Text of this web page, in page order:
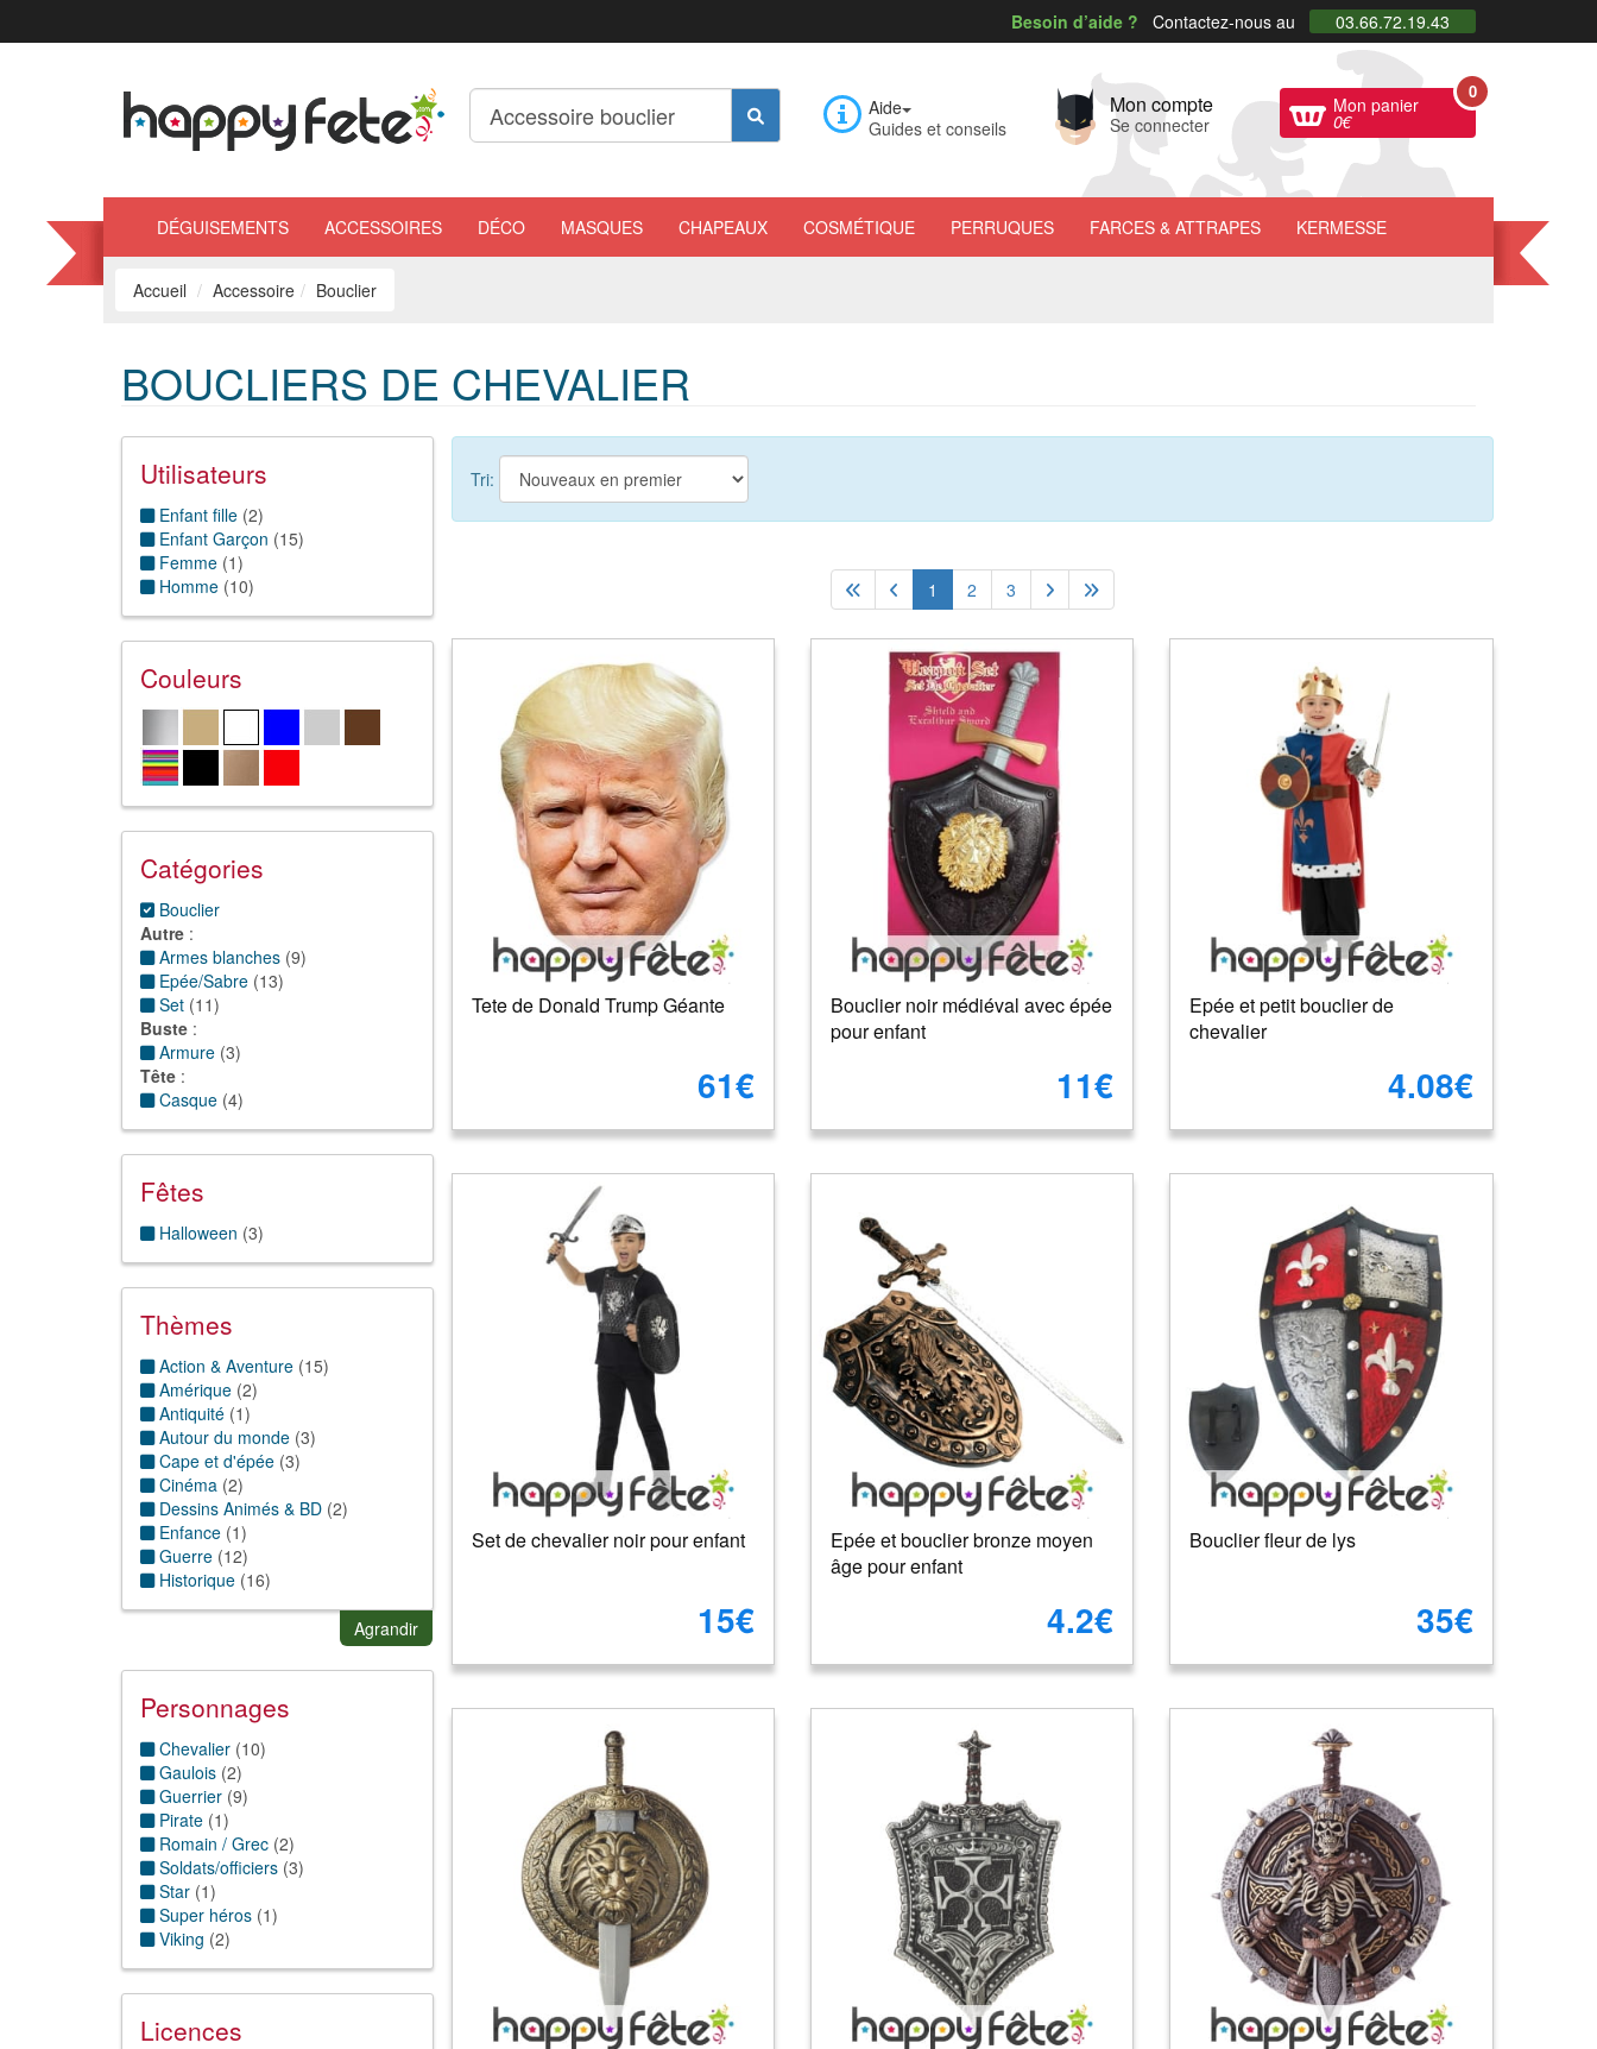
Besoin d’aide ? Contactez-nous au 03.66.72.19.43
Aide
Guides et conseils
Mon compte
Se connecter
Mon panier
0€
0
DÉGUISEMENTS ACCESSOIRES DÉCO MASQUES CHAPEAUX COSMÉTIQUE PERRUQUES FARCES & ATTRAPES KERMESSE
Accueil Accessoire Bouclier
BOUCLIERS DE CHEVALIER
Utilisateurs
Enfant fille (2)
Enfant Garçon (15)
Femme (1)
Homme (10)
Couleurs
Catégories
Bouclier
Autre :
Armes blanches (9)
Epée/Sabre (13)
Set (11)
Buste :
Armure (3)
Tête :
Casque (4)
Fêtes
Halloween (3)
Thèmes
Action & Aventure (15)
Amérique (2)
Antiquité (1)
Autour du monde (3)
Cape et d'épée (3)
Cinéma (2)
Dessins Animés & BD (2)
Enfance (1)
Guerre (12)
Historique (16)
Horreur(1)
Stars/célébrités(1)
Agrandir
Personnages
Chevalier (10)
Gaulois (2)
Guerrier (9)
Pirate (1)
Romain / Grec (2)
Soldats/officiers (3)
Star (1)
Super héros (1)
Viking (2)
Licences
Tri:
1 2 3
Tete de Donald Trump Géante
61€
Bouclier noir médiéval avec épée
pour enfant
11€
Epée et petit bouclier de
chevalier
4.08€
Set de chevalier noir pour enfant
15€
Epée et bouclier bronze moyen
âge pour enfant
4.2€
Bouclier fleur de lys
35€